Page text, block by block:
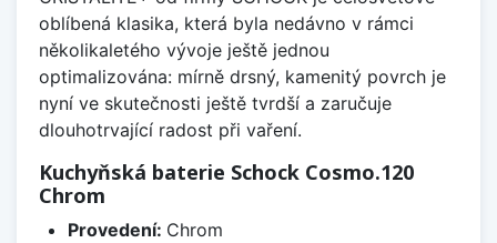
oblíbená klasika, která byla nedávno v rámci
několikaletého vývoje ještě jednou
optimalizována: mírně drsný, kamenitý povrch je
nyní ve skutečnosti ještě tvrdší a zaručuje
dlouhotrvající radost při vaření.
Kuchyňská baterie Schock Cosmo.120
Chrom
Provedení: Chrom